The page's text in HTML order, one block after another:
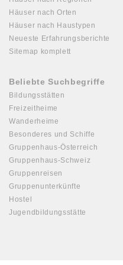
Häuser nach Orten
Häuser nach Haustypen
Neueste Erfahrungsberichte
Sitemap komplett
Beliebte Suchbegriffe
Bildungsstätten
Freizeitheime
Wanderheime
Besonderes und Schiffe
Gruppenhaus-Österreich
Gruppenhaus-Schweiz
Gruppenreisen
Gruppenunterkünfte
Hostel
Jugendbildungsstätte